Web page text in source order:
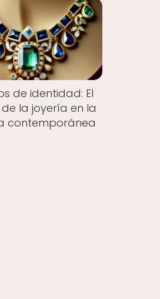
de identidad: El
la joyería en la
contemporánea